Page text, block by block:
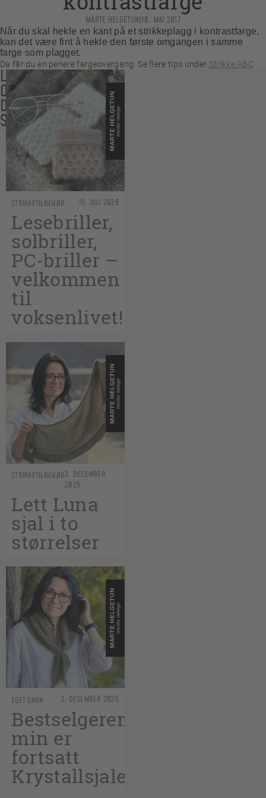
MARTE HELGETUN |18. MAI 2017
Når du skal hekle en kant på et strikkeplagg i kontrastfarge,
kan det være fint å hekle den første omgangen i samme
farge som plagget.
Da får du en penere fargeovergang. Se flere tips under Strikke ABC
LES
OGSÅ
DISSE
SAKENE
STRIKKETILBEHØR 16. JULI 2026
Lesebriller,
solbriller,
PC-briller –
velkommen
til
voksenlivet!
STRIKKETILBEHØR3. DESEMBER
2025
Lett Luna
sjal i to
størrelser
EGET GARN 3. DESEMBER 2025
Bestselgeren
min er
fortsatt
Krystallsjalet